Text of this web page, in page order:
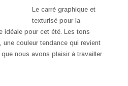
Le carré graphique et
texturisé pour la
idéale pour cet été. Les tons
couleur tendance qui revient
nous avons plaisir à travailler